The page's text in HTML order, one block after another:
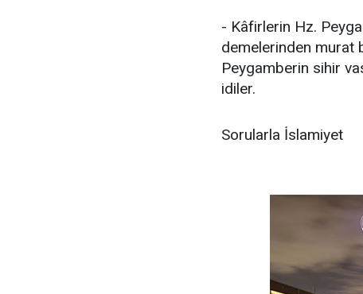
- Kâfirlerin Hz.
demelerinden murat
Peygamberin sihir
idiler.
Sorularla İslamiyet